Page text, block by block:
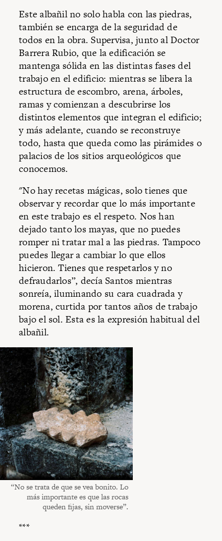
Este albañil no solo habla con las piedras,
también se encarga de la seguridad de
todos en la obra. Supervisa, junto al Doctor
Barrera Rubio, que la edificación se
mantenga sólida en las distintas fases del
trabajo en el edificio: mientras se libera la
estructura de escombro, arena, árboles,
ramas y comienzan a descubrirse los
distintos elementos que integran el edificio;
y más adelante, cuando se reconstruye
todo, hasta que queda como las pirámides o
palacios de los sitios arqueológicos que
conocemos.
"No hay recetas mágicas, solo tienes que
observar y recordar que lo más importante
en este trabajo es el respeto. Nos han
dejado tanto los mayas, que no puedes
romper ni tratar mal a las piedras. Tampoco
puedes llegar a cambiar lo que ellos
hicieron. Tienes que respetarlos y no
defraudarlos”, decía Santos mientras
sonreía, iluminando su cara cuadrada y
morena, curtida por tantos años de trabajo
bajo el sol. Esta es la expresión habitual del
albañil.
“No se trata de que se vea bonito. Lo
más importante es que las rocas
queden fijas, sin moverse”.
***